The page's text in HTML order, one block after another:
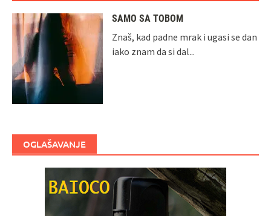
SAMO SA TOBOM
Znaš, kad padne mrak i ugasi se dan
iako znam da si dal...
OGLAŠAVANJE